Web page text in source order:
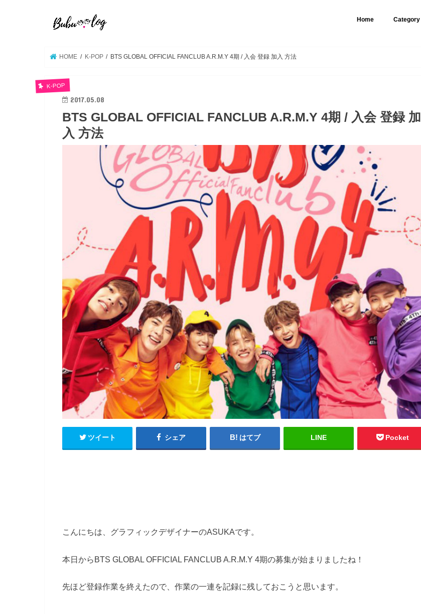
Home Category
HOME K-POP BTS GLOBAL OFFICIAL FANCLUB A.R.M.Y 4期 / 入会 登録 加入 方法
K-POP
2017.05.08
BTS GLOBAL OFFICIAL FANCLUB A.R.M.Y 4期 / 入会 登録 加
入 方法
ツイート シェア はてブ LINE Pocket
こんにちは、グラフィックデザイナーのASUKAです。
本日からBTS GLOBAL OFFICIAL FANCLUB A.R.M.Y 4期の募集が始まりましたね！
先ほど登録作業を終えたので、作業の一連を記録に残しておこうと思います。